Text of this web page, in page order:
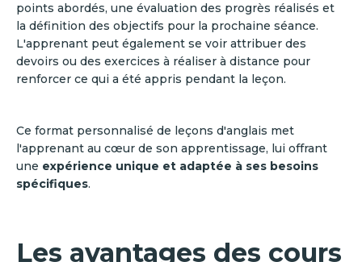
points abordés, une évaluation des progrès réalisés et
la définition des objectifs pour la prochaine séance.
L'apprenant peut également se voir attribuer des
devoirs ou des exercices à réaliser à distance pour
renforcer ce qui a été appris pendant la leçon.
Ce format personnalisé de leçons d'anglais met
l'apprenant au cœur de son apprentissage, lui offrant
une expérience unique et adaptée à ses besoins
spécifiques.
Les avantages des cours